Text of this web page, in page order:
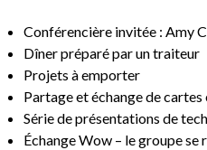
Conférencière invitée : Amy
Dîner préparé par un traiteur
Projets à emporter
Partage et échange de
Série de présentations de
Échange Wow – le groupe